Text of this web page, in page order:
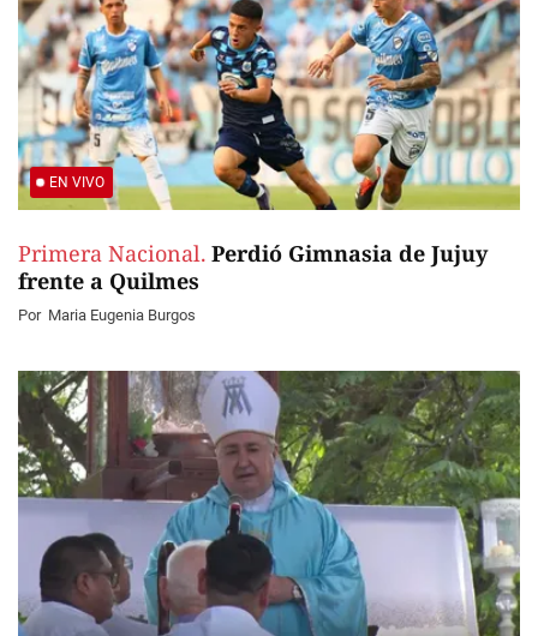
EN VIVO
Primera Nacional. Perdió Gimnasia de Jujuy
frente a Quilmes
Por Maria Eugenia Burgos